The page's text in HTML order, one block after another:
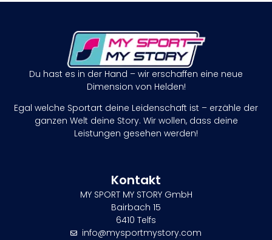
Du hast es in der Hand – wir erschaffen eine neue
Dimension von Helden!
Egal welche Sportart deine Leidenschaft ist – erzähle der
ganzen Welt deine Story. Wir wollen, dass deine
Leistungen gesehen werden!
Kontakt
MY SPORT MY STORY GmbH
Bairbach 15
6410 Telfs
info@mysportmystory.com